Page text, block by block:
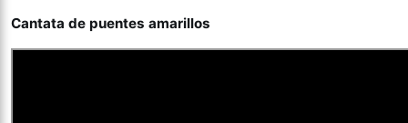
Cantata de puentes amarillos